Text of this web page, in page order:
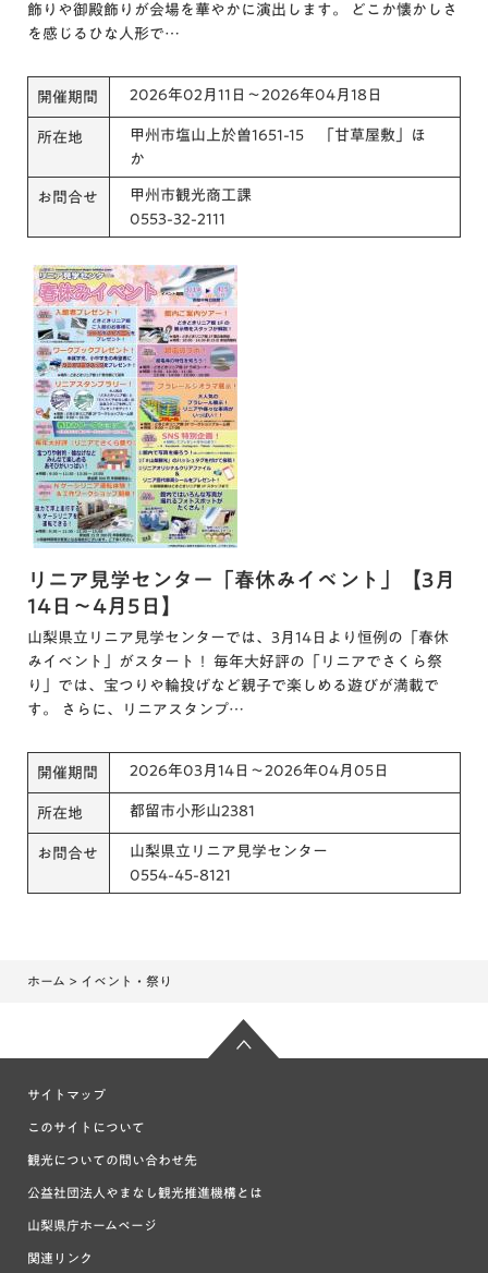
飾りや御殿飾りが会場を華やかに演出します。 どこか懐かしさ
を感じるひな人形で…
開催期間 2026年02月11日～2026年04月18日
所在地
甲州市塩山上於曽1651-15 「甘草屋敷」ほ
か
お問合せ
甲州市観光商工課
0553-32-2111
リニア見学センター「春休みイベント」【3月
14日～4月5日】
山梨県立リニア見学センターでは、3月14日より恒例の「春休
みイベント」がスタート！ 毎年大好評の「リニアでさくら祭
り」では、宝つりや輪投げなど親子で楽しめる遊びが満載で
す。 さらに、リニアスタンプ…
開催期間 2026年03月14日～2026年04月05日
所在地 都留市小形山2381
お問合せ
山梨県立リニア見学センター
0554-45-8121
ホーム > イベント・祭り
サイトマップ
このサイトについて
観光についての問い合わせ先
公益社団法人やまなし観光推進機構とは
山梨県庁ホームページ
関連リンク